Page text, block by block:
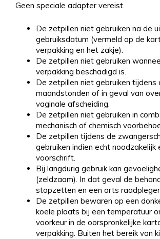
Geen speciale adapter vereist.
De zetpillen niet gebruiken na de
gebruiksdatum (vermeld op de
verpakking en het zakje).
De zetpillen niet gebruiken
verpakking beschadigd is.
De zetpillen niet gebruiken tijdens
maandstonden of in geval van
vaginale afscheiding.
De zetpillen niet gebruiken in
mechanisch of chemisch
De zetpillen tijdens de
gebruiken indien echt noodzakelijk
voorschrift.
Bij langdurig gebruik kan
(zeldzaam). In dat geval de
stopzetten en een arts
De zetpillen bewaren op een
koele plaats bij een temperatuur
voorkeur in de oorspronkelijke
verpakking. Buiten het bereik van